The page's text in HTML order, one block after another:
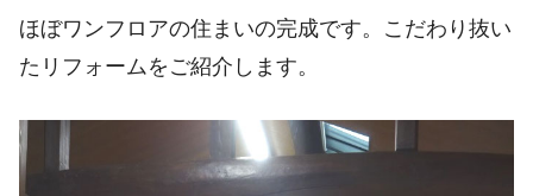
ほぼワンフロアの住まいの完成です。こだわり抜い
たリフォームをご紹介します。